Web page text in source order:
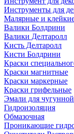
Инструменты для
Малярные и
Валики Болдрини
Валики Делтаролл
Кисть Делтаролл
Кисти Болдрини
Краски
Краски магнитные
Краски маркерные
Краски грифельные
Эмали для
Гидроизоляция
Обмазочная
Проникающие